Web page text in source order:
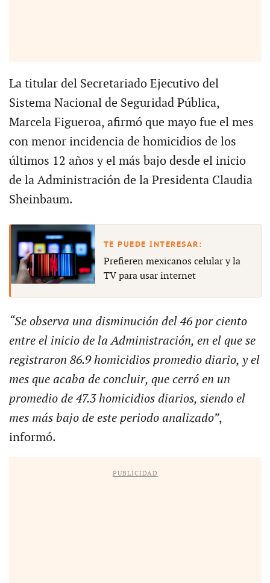
La titular del Secretariado Ejecutivo del
Sistema Nacional de Seguridad Pública,
Marcela Figueroa, afirmó que mayo fue el mes
con menor incidencia de homicidios de los
últimos 12 años y el más bajo desde el inicio
de la Administración de la Presidenta Claudia
Sheinbaum.
Prefieren mexicanos celular y la
TV para usar internet
“Se observa una disminución del 46 por ciento
entre el inicio de la Administración, en el que se
registraron 86.9 homicidios promedio diario, y el
mes que acaba de concluir, que cerró en un
promedio de 47.3 homicidios diarios, siendo el
mes más bajo de este periodo analizado”,
informó.
PUBLICIDAD